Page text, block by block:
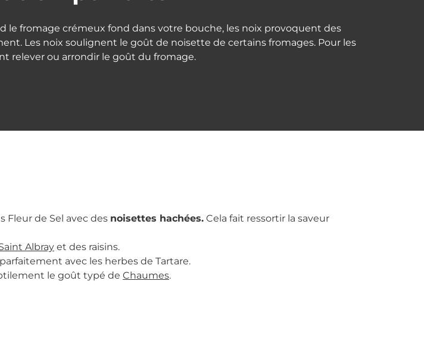
le fromage crémeux fond dans votre bouche, les noix provoquent des
Les noix soulignent le goût de noisette de certains fromages. Pour les
relever ou arrondir le goût du fromage.
Fleur de Sel avec des noisettes hachées. Cela fait ressortir la saveur
Albray et des raisins.
avec les herbes de Tartare.
le goût typé de Chaumes.